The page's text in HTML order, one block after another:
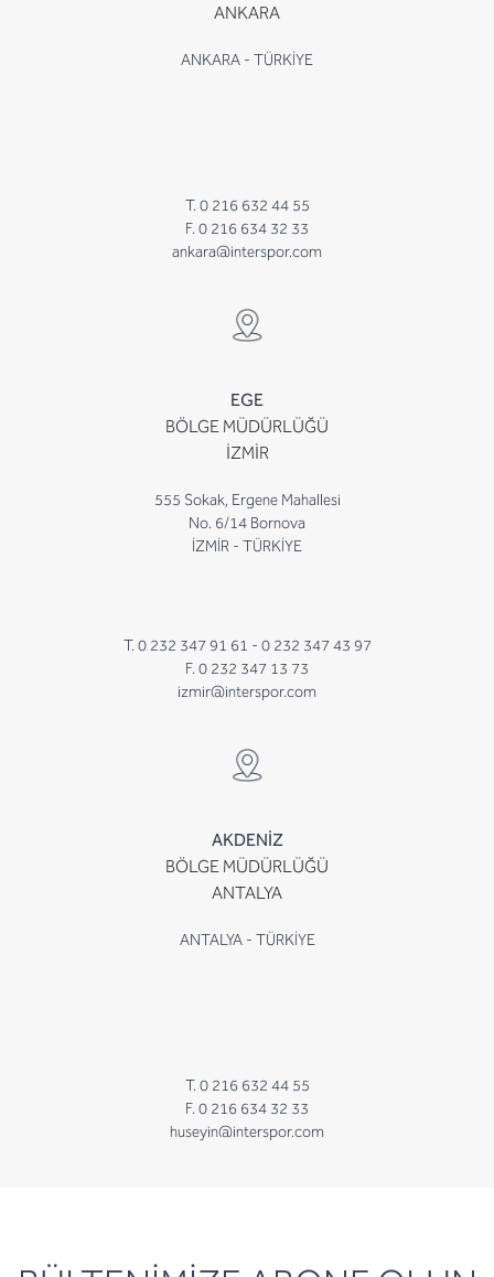
ANKARA
ANKARA - TÜRKİYE
T. 0 216 632 44 55
F. 0 216 634 32 33
ankara@interspor.com
EGE
BÖLGE MÜDÜRLÜĞÜ
İZMİR
555 Sokak, Ergene Mahallesi
No. 6/14 Bornova
İZMİR - TÜRKİYE
T. 0 232 347 91 61 - 0 232 347 43 97
F. 0 232 347 13 73
izmir@interspor.com
AKDENİZ
BÖLGE MÜDÜRLÜĞÜ
ANTALYA
ANTALYA - TÜRKİYE
T. 0 216 632 44 55
F. 0 216 634 32 33
huseyin@interspor.com
newsletter